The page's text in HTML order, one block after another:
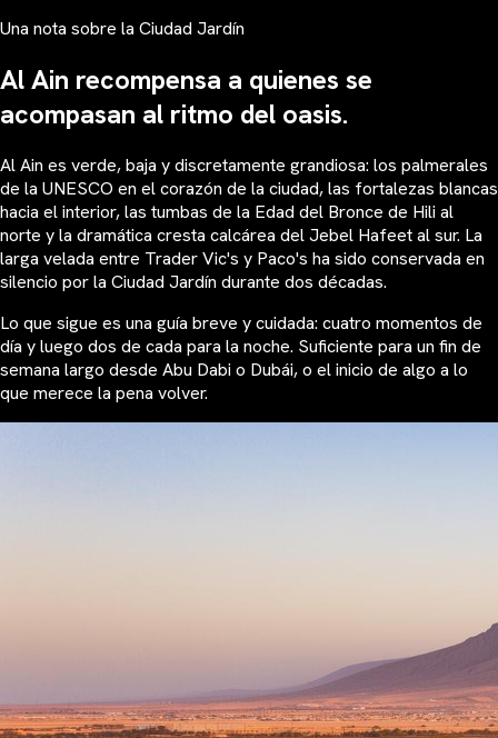
Una nota sobre la Ciudad Jardín
Al Ain recompensa a quienes se
acompasan al ritmo del oasis.
Al Ain es verde, baja y discretamente grandiosa: los palmerales
de la UNESCO en el corazón de la ciudad, las fortalezas blancas
hacia el interior, las tumbas de la Edad del Bronce de Hili al
norte y la dramática cresta calcárea del Jebel Hafeet al sur. La
larga velada entre Trader Vic's y Paco's ha sido conservada en
silencio por la Ciudad Jardín durante dos décadas.
Lo que sigue es una guía breve y cuidada: cuatro momentos de
día y luego dos de cada para la noche. Suficiente para un fin de
semana largo desde Abu Dabi o Dubái, o el inicio de algo a lo
que merece la pena volver.